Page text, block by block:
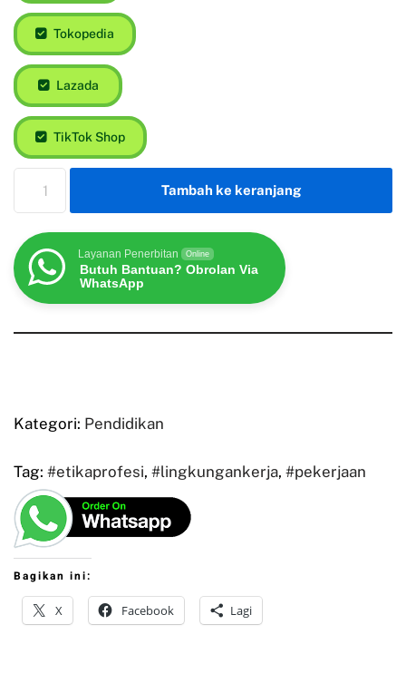
Tokopedia
Lazada
TikTok Shop
Tambah ke keranjang
Layanan Penerbitan Online
Butuh Bantuan? Obrolan Via
WhatsApp
Kategori: Pendidikan
Tag: #etikaprofesi, #lingkungankerja, #pekerjaan
Bagikan ini:
X Facebook Lagi